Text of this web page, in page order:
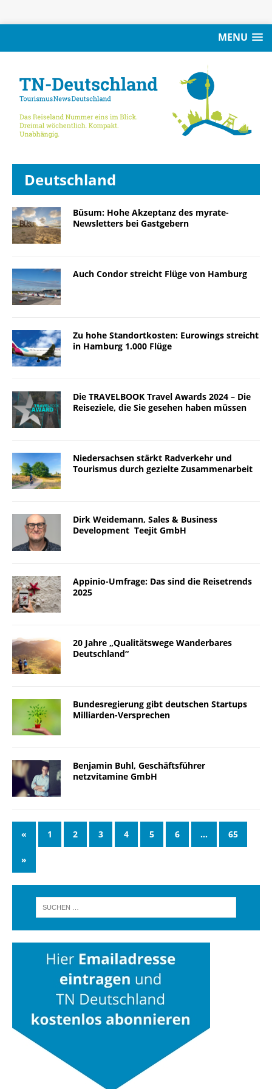
MENU
Deutschland
Büsum: Hohe Akzeptanz des myrate-
Newsletters bei Gastgebern
Auch Condor streicht Flüge von Hamburg
Zu hohe Standortkosten: Eurowings streicht
in Hamburg 1.000 Flüge
Die TRAVELBOOK Travel Awards 2024 – Die
Reiseziele, die Sie gesehen haben müssen
Niedersachsen stärkt Radverkehr und
Tourismus durch gezielte Zusammenarbeit
Dirk Weidemann, Sales & Business
Development Teejit GmbH
Appinio-Umfrage: Das sind die Reisetrends
2025
20 Jahre „Qualitätswege Wanderbares
Deutschland“
Bundesregierung gibt deutschen Startups
Milliarden-Versprechen
Benjamin Buhl, Geschäftsführer
netzvitamine GmbH
« 1 2 3 4 5 6 … 65
»